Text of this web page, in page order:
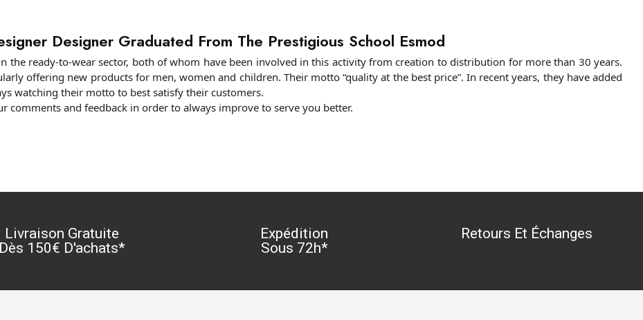
Designer Graduated From The Prestigious School Esmod
the ready-to-wear sector, both of whom have been involved in this activity from creation to distribution for more than 30 years.
offering new products for men, women and children. Their motto “quality at the best price”.In recent years, they have added
watching their motto to best satisfy their customers.
comments and feedback in order to always improve to serve you better.
Livraison Gratuite
Dès 150€ D'achats*
Expédition
Sous 72h*
Retours Et Échanges